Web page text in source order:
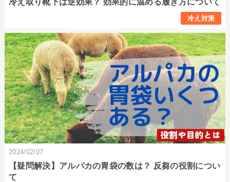
冷え取り靴下は逆効果？ 効果的に温める履き方について
冷え対策
2024/02/07
【疑問解決】アルパカの胃袋の数は？ 反芻の役割につい
て